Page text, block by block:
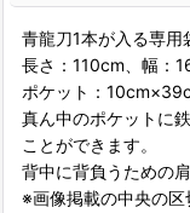
青龍刀1本が入る専
長さ：110cm、幅：
ポケット：
真ん中のポケットに
ことができます。
背中に背負うための
※画像掲載の中央の